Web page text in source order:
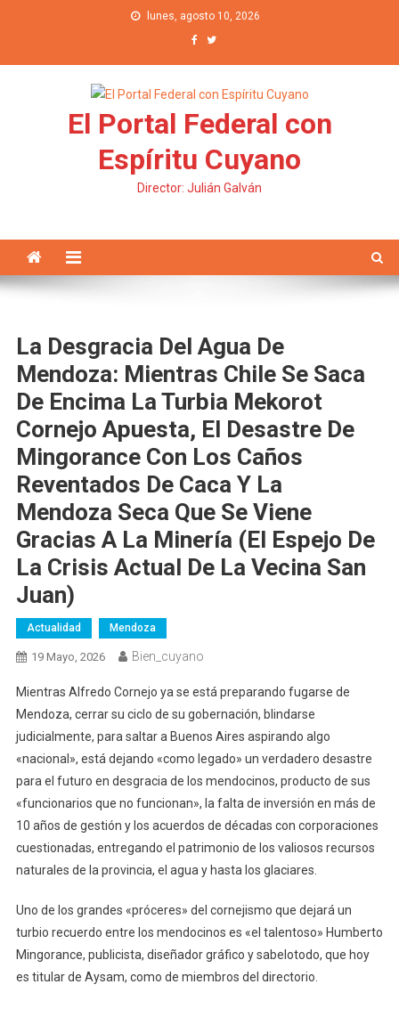
lunes, agosto 10, 2026
El Portal Federal con
Espíritu Cuyano
Director: Julián Galván
La Desgracia Del Agua De
Mendoza: Mientras Chile Se Saca
De Encima La Turbia Mekorot
Cornejo Apuesta, El Desastre De
Mingorance Con Los Caños
Reventados De Caca Y La
Mendoza Seca Que Se Viene
Gracias A La Minería (el Espejo De
La Crisis Actual De La Vecina San
Juan)
Actualidad Mendoza
19 Mayo, 2026 Bien_cuyano
Mientras Alfredo Cornejo ya se está preparando fugarse de
Mendoza, cerrar su ciclo de su gobernación, blindarse
judicialmente, para saltar a Buenos Aires aspirando algo
«nacional», está dejando «como legado» un verdadero desastre
para el futuro en desgracia de los mendocinos, producto de sus
«funcionarios que no funcionan», la falta de inversión en más de
10 años de gestión y los acuerdos de décadas con corporaciones
cuestionadas, entregando el patrimonio de los valiosos recursos
naturales de la provincia, el agua y hasta los glaciares.
Uno de los grandes «próceres» del cornejismo que dejará un
turbio recuerdo entre los mendocinos es «el talentoso» Humberto
Mingorance, publicista, diseñador gráfico y sabelotodo, que hoy
es titular de Aysam, como de miembros del directorio.